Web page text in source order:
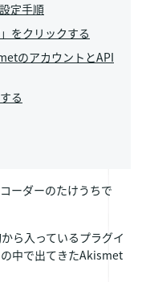
定手順
をクリックする
のアカウントとAPI
る
ーダーのたけうちで
ら入っているプラグイ
中で出てきたAkismet